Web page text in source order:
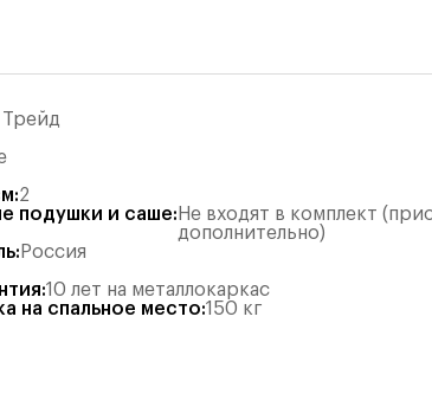
:2
подушки и саше: Не входят в комплект
дополнительно)
: Россия
:10 лет на металлокаркас
на спальное место:150 кг